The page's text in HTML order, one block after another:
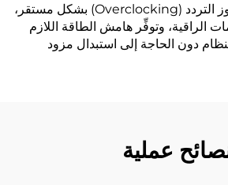
إمكانية التحكم في تجاوز التردد (Overclocking) بشكل مستقر،
الراقية، وتوفِّر هامش الطاقة اللازم
دون الحاجة إلى استبدال مزود
عملية